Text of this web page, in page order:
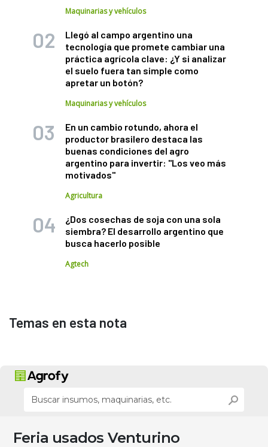
Maquinarias y vehículos
Llegó al campo argentino una
tecnología que promete cambiar una
práctica agrícola clave: ¿Y si analizar
el suelo fuera tan simple como
apretar un botón?
Maquinarias y vehículos
En un cambio rotundo, ahora el
productor brasilero destaca las
buenas condiciones del agro
argentino para invertir: "Los veo más
motivados"
Agricultura
¿Dos cosechas de soja con una sola
siembra? El desarrollo argentino que
busca hacerlo posible
Agtech
Temas en esta nota
Feria usados Venturino